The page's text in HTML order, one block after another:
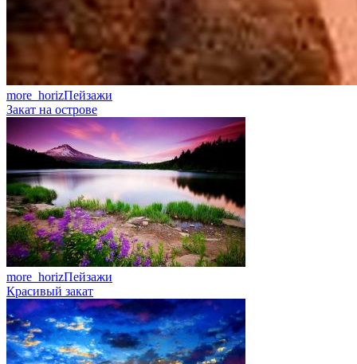
more_horizПейзажи
Закат на острове
more_horizПейзажи
Красивый закат